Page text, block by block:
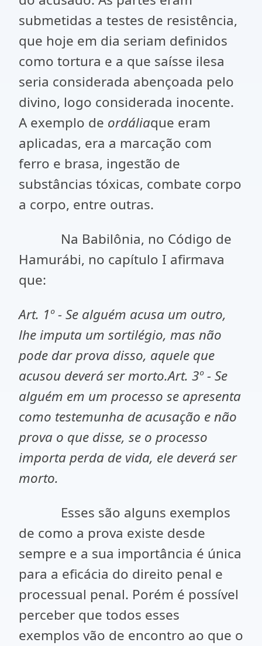
submetidas a testes de resistência,
que hoje em dia seriam definidos
como tortura e a que saísse ilesa
seria considerada abençoada pelo
divino, logo considerada inocente.
A exemplo de ordáliaque eram
aplicadas, era a marcação com
ferro e brasa, ingestão de
substâncias tóxicas, combate corpo
a corpo, entre outras.
Na Babilônia, no Código de
Hamurábi, no capítulo I afirmava
que:
Art. 1º - Se alguém acusa um outro,
lhe imputa um sortilégio, mas não
pode dar prova disso, aquele que
acusou deverá ser morto.Art. 3º - Se
alguém em um processo se apresenta
como testemunha de acusação e não
prova o que disse, se o processo
importa perda de vida, ele deverá ser
morto.
Esses são alguns exemplos
de como a prova existe desde
sempre e a sua importância é única
para a eficácia do direito penal e
processual penal. Porém é possível
perceber que todos esses
exemplos vão de encontro ao que o